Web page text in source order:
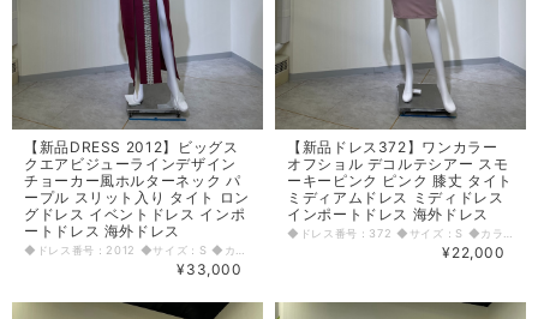
【新品DRESS 2012】ビッグス
クエアビジューラインデザイン
チョーカー風ホルターネック パ
ープル スリット入り タイト ロン
グドレス イベントドレス インポ
ートドレス 海外ドレス
¥33,000
【新品ドレス372】ワンカラー
オフショル デコルテシアー スモ
ーキーピンク ピンク 膝丈 タイト
ミディアムドレス ミディドレス
インポートドレス 海外ドレス
¥22,000